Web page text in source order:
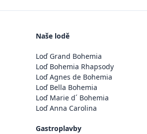
Naše lodě
Loď Grand Bohemia
Loď Bohemia Rhapsody
Loď Agnes de Bohemia
Loď Bella Bohemia
Loď Marie d´ Bohemia
Loď Anna Carolina
Gastroplavby